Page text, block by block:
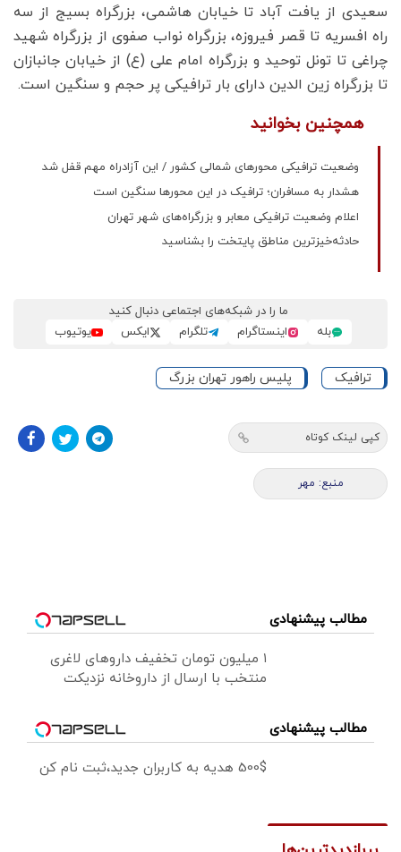
سعیدی از یافت آباد تا خیابان هاشمی، بزرگراه بسیج از سه
راه افسریه تا قصر فیروزه، بزرگراه نواب صفوی از بزرگراه شهید
چراغی تا تونل توحید و بزرگراه امام علی (ع) از خیابان جانبازان
تا بزرگراه زین الدین دارای بار ترافیکی پر حجم و سنگین است.
همچنین بخوانید
وضعیت ترافیکی محورهای شمالی کشور / این آزادراه مهم قفل شد
هشدار به مسافران؛ ترافیک در این محورها سنگین است
اعلام وضعیت ترافیکی معابر و بزرگراه‌های شهر تهران
حادثه‌خیزترین مناطق پایتخت را بشناسید
ما را در شبکه‌های اجتماعی دنبال کنید
بله
اینستاگرام تلگرام ایکس یوتیوب
ترافیک پلیس راهور تهران بزرگ
کپی لینک کوتاه
منبع: مهر
مطالب پیشنهادی
۱ میلیون تومان تخفیف داروهای لاغری
منتخب با ارسال از داروخانه نزدیکت
مطالب پیشنهادی
500$ هدیه به کاربران جدید،ثبت نام کن